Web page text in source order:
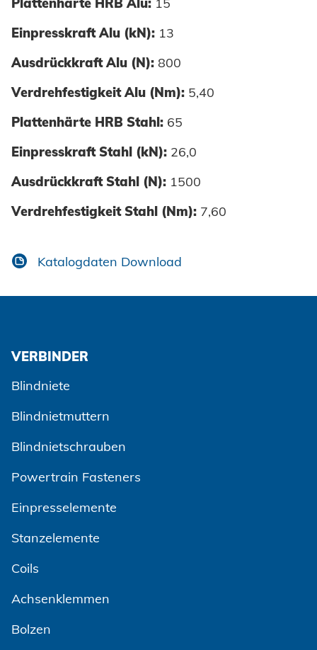
Einpresskraft Alu (kN): 13
Ausdrückkraft Alu (N): 800
Verdrehfestigkeit Alu (Nm): 5,40
Plattenhärte HRB Stahl: 65
Einpresskraft Stahl (kN): 26,0
Ausdrückkraft Stahl (N): 1500
Verdrehfestigkeit Stahl (Nm): 7,60
Katalogdaten Download
VERBINDER
Blindniete
Blindnietmuttern
Blindnietschrauben
Powertrain Fasteners
Einpresselemente
Stanzelemente
Coils
Achsenklemmen
Bolzen